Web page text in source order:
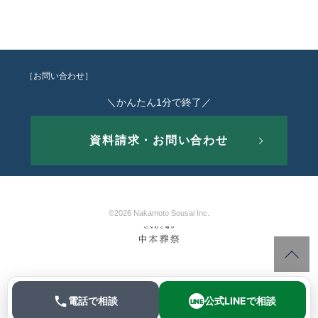
［お問い合わせ］
＼かんたん1分で終了／
資料請求・お問い合わせ
©2026 Nakamoto Sousai Inc.
電話で相談 LINE公式LINEで相談